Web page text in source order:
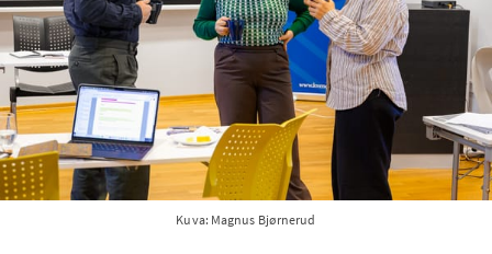
Kuva: Magnus Bjørnerud